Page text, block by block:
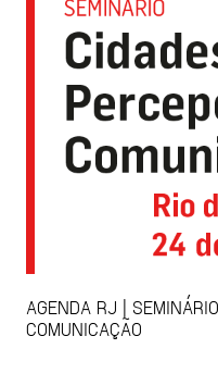
AGENDA RJ |
COMUNICAÇÃO